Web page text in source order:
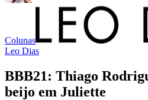
Colunas
Leo Dias
BBB21: Thiago
beijo em Juliette